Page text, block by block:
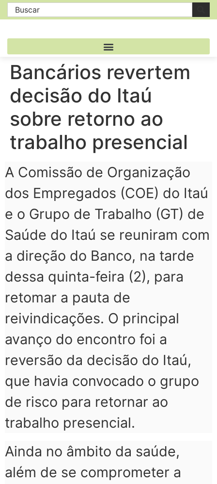
Bancários revertem
decisão do Itaú
sobre retorno ao
trabalho presencial
A Comissão de Organização
dos Empregados (COE) do Itaú
e o Grupo de Trabalho (GT) de
Saúde do Itaú se reuniram com
a direção do Banco, na tarde
dessa quinta-feira (2), para
retomar a pauta de
reivindicações. O principal
avanço do encontro foi a
reversão da decisão do Itaú,
que havia convocado o grupo
de risco para retornar ao
trabalho presencial.
Ainda no âmbito da saúde,
além de se comprometer a